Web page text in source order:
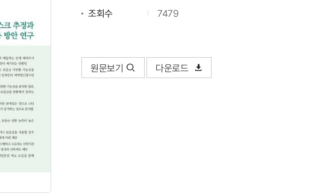
조회수
7479
원문보기 다운로드